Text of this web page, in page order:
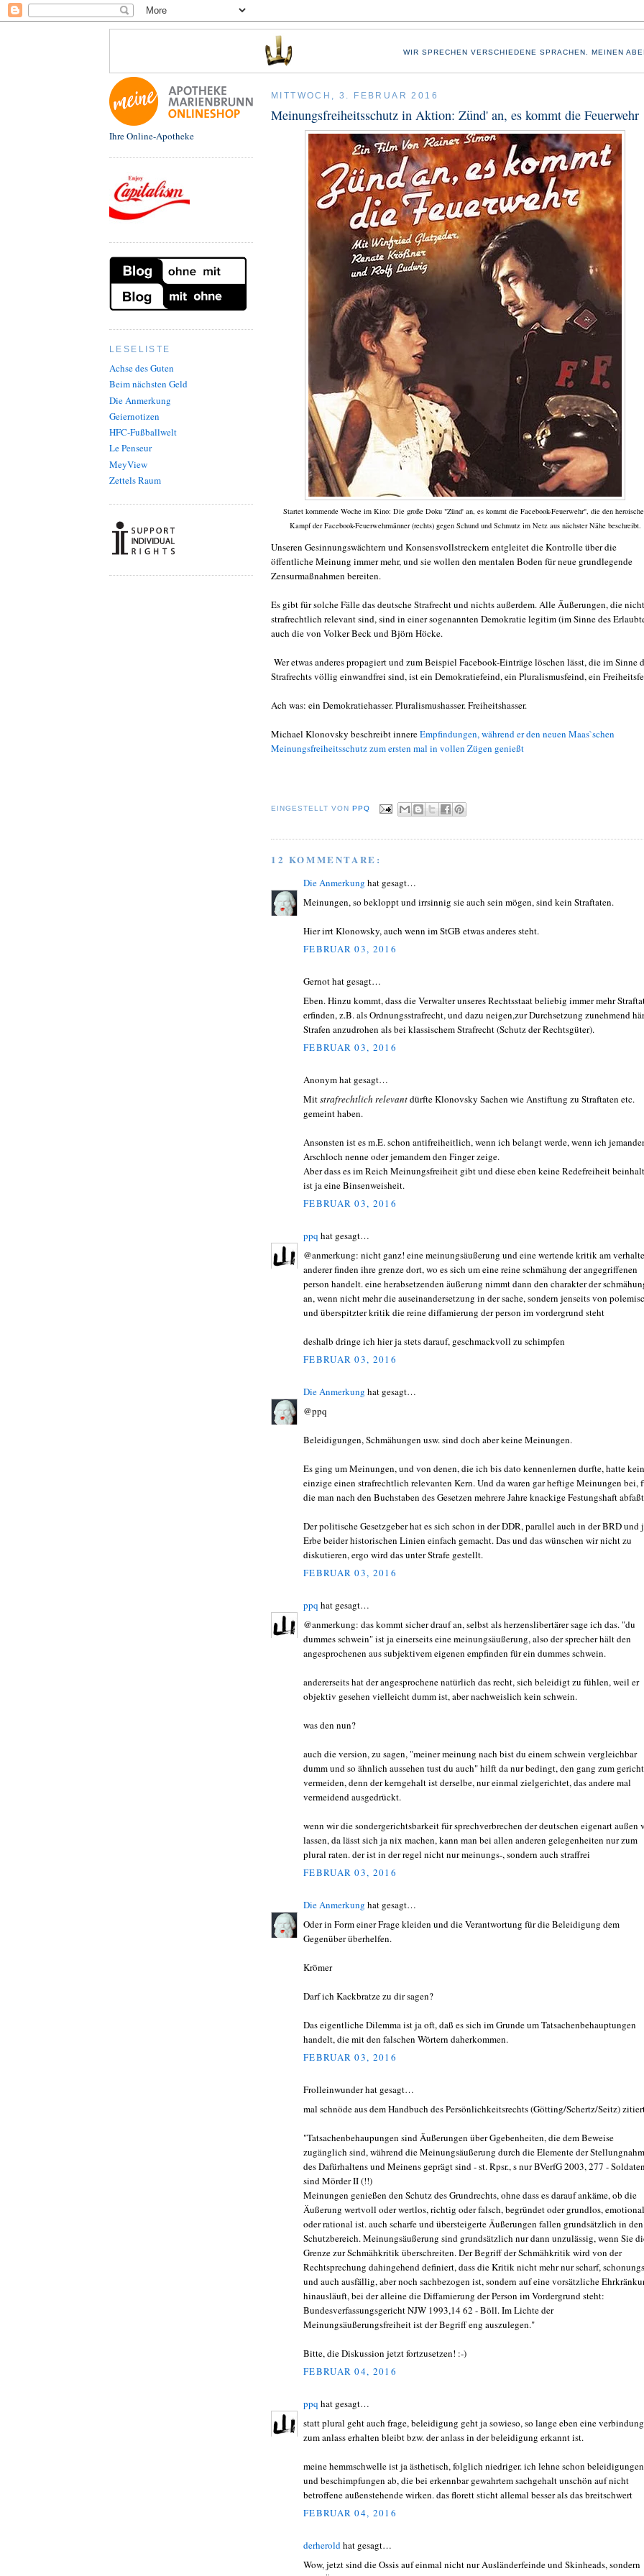
WIR SPRECHEN VERSCHIEDENE SPRACHEN. MEINEN
Ihre Online-Apotheke
LESELISTE
Achse des Guten
Beim nächsten Geld
Die Anmerkung
Geiernotizen
HFC-Fußballwelt
Le Penseur
MeyView
Zettels Raum
MITTWOCH, 3. FEBRUAR 2016
Meinungsfreiheitsschutz in Aktion: Zünd' an, es kommt die Feuerwehr
Startet kommende Woche im Kino: Die große Doku "Zünd' an, es kommt die Facebook-Feuerwehr", die den
Kampf der Facebook-Feuerwehrmänner (rechts) gegen Schund und Schmutz im Netz aus nächster Nähe beschreibt.
Unseren Gesinnungswächtern und Konsensvollstreckern entgleitet die Kontrolle über die
öffentliche Meinung immer mehr, und sie wollen den mentalen Boden für neue grundlegende
Zensurmaßnahmen bereiten.
Es gibt für solche Fälle das deutsche Strafrecht und nichts außerdem. Alle Äußerungen, die nicht
strafrechtlich relevant sind, sind in einer sogenannten Demokratie legitim (im Sinne des
auch die von Volker Beck und Björn Höcke.
Wer etwas anderes propagiert und zum Beispiel Facebook-Einträge löschen lässt, die im Sinne
Strafrechts völlig einwandfrei sind, ist ein Demokratiefeind, ein Pluralismusfeind, ein
Ach was: ein Demokratiehasser. Pluralismushasser. Freiheitshasser.
Michael Klonovsky beschreibt innereEmpfindungen, während er den neuen Maas`schen
Meinungsfreiheitsschutz zum ersten mal in vollen Zügen genießt
EINGESTELLT VONPPQ
12 KOMMENTARE:
Die Anmerkung hat gesagt…
Meinungen, so bekloppt und irrsinnig sie auch sein mögen, sind kein Straftaten.
Hier irrt Klonowsky, auch wenn im StGB etwas anderes steht.
FEBRUAR 03, 2016
Gernot hat gesagt…
Eben. Hinzu kommt, dass die Verwalter unseres Rechtsstaat beliebig immer mehr
erfinden, z.B. als Ordnungsstrafrecht, und dazu neigen,zur Durchsetzung zunehmend
Strafen anzudrohen als bei klassischem Strafrecht (Schutz der Rechtsgüter).
FEBRUAR 03, 2016
Anonym hat gesagt…
Mitstrafrechtlich relevantdürfte Klonovsky Sachen wie Anstiftung zu Straftaten etc.
gemeint haben.
Ansonsten ist es m.E. schon antifreiheitlich, wenn ich belangt werde, wenn ich
Arschloch nenne oder jemandem den Finger zeige.
Aber dass es im Reich Meinungsfreiheit gibt und diese eben keine Redefreiheit
ist ja eine Binsenweisheit.
FEBRUAR 03, 2016
ppq hat gesagt…
@anmerkung: nicht ganz! eine meinungsäußerung und eine wertende kritik am
anderer finden ihre grenze dort, wo es sich um eine reine schmähung der angegriffenen
person handelt. eine herabsetzenden äußerung nimmt dann den charakter der
an, wenn nicht mehr die auseinandersetzung in der sache, sondern jenseits von
und überspitzter kritik die reine diffamierung der person im vordergrund steht
deshalb dringe ich hier ja stets darauf, geschmackvoll zu schimpfen
FEBRUAR 03, 2016
Die Anmerkung hat gesagt…
@ppq
Beleidigungen, Schmähungen usw. sind doch aber keine Meinungen.
Es ging um Meinungen, und von denen, die ich bis dato kennenlernen durfte, hatte
einzige einen strafrechtlich relevanten Kern. Und da waren gar heftige Meinungen bei,
die man nach den Buchstaben des Gesetzen mehrere Jahre knackige Festungshaft
Der politische Gesetzgeber hat es sich schon in der DDR, parallel auch in der BRD und
Erbe beider historischen Linien einfach gemacht. Das und das wünschen wir nicht zu
diskutieren, ergo wird das unter Strafe gestellt.
FEBRUAR 03, 2016
ppq hat gesagt…
@anmerkung: das kommt sicher drauf an, selbst als herzenslibertärer sage ich das. "du
dummes schwein" ist ja einerseits eine meinungsäußerung, also der sprecher hält den
angesprochenen aus subjektivem eigenen empfinden für ein dummes schwein.
andererseits hat der angesprochene natürlich das recht, sich beleidigt zu fühlen, weil er
objektiv gesehen vielleicht dumm ist, aber nachweislich kein schwein.
was den nun?
auch die version, zu sagen, "meiner meinung nach bist du einem schwein vergleichbar
dumm und so ähnlich aussehen tust du auch" hilft da nur bedingt, den gang zum
vermeiden, denn der kerngehalt ist derselbe, nur einmal zielgerichtet, das andere mal
vermeidend ausgedrückt.
wenn wir die sondergerichtsbarkeit für sprechverbrechen der deutschen eigenart außen
lassen, da lässt sich ja nix machen, kann man bei allen anderen gelegenheiten nur zum
plural raten. der ist in der regel nicht nur meinungs-, sondern auch straffrei
FEBRUAR 03, 2016
Die Anmerkung hat gesagt…
Oder in Form einer Frage kleiden und die Verantwortung für die Beleidigung dem
Gegenüber überhelfen.
Krömer
Darf ich Kackbratze zu dir sagen?
Das eigentliche Dilemma ist ja oft, daß es sich im Grunde um Tatsachenbehauptungen
handelt, die mit den falschen Wörtern daherkommen.
FEBRUAR 03, 2016
Frolleinwunder hat gesagt…
mal schnöde aus dem Handbuch des Persönlichkeitsrechts (Götting/Schertz/Seitz)
"Tatsachenbehaupungen sind Äußerungen über Ggebenheiten, die dem Beweise
zugänglich sind, während die Meinungsäußerung durch die Elemente der
des Dafürhaltens und Meinens geprägt sind - st. Rpsr., s nur BVerfG 2003, 277 - Soldaten
sind Mörder II (!!)
Meinungen genießen den Schutz des Grundrechts, ohne dass es darauf ankäme, ob die
Äußerung wertvoll oder wertlos, richtig oder falsch, begründet oder grundlos, emotional
oder rational ist. auch scharfe und übersteigerte Äußerungen fallen grundsätzlich in den
Schutzbereich. Meinungsäußerung sind grundsätzlich nur dann unzulässig, wenn Sie
Grenze zur Schmähkritik überschreiten. Der Begriff der Schmähkritik wird von der
Rechtsprechung dahingehend definiert, dass die Kritik nicht mehr nur scharf,
und auch ausfällig, aber noch sachbezogen ist, sondern auf eine vorsätzliche
hinausläuft, bei der alleine die Diffamierung der Person im Vordergrund steht:
Bundesverfassungsgericht NJW 1993,14 62 - Böll. Im Lichte der
Meinungsäußerungsfreiheit ist der Begriff eng auszulegen."
Bitte, die Diskussion jetzt fortzusetzen! :-)
FEBRUAR 04, 2016
ppq hat gesagt…
statt plural geht auch frage, beleidigung geht ja sowieso, so lange eben eine verbindung
zum anlass erhalten bleibt bzw. der anlass in der beleidigung erkannt ist.
meine hemmschwelle ist ja ästhetisch, folglich niedriger. ich lehne schon beleidigungen
und beschimpfungen ab, die bei erkennbar gewahrtem sachgehalt unschön auf nicht
betroffene außenstehende wirken. das florett sticht allemal besser als das breitschwert
FEBRUAR 04, 2016
derheroldhat gesagt…
Wow, jetzt sind die Ossis auf einmal nicht nur Ausländerfeinde und Skinheads, sondern